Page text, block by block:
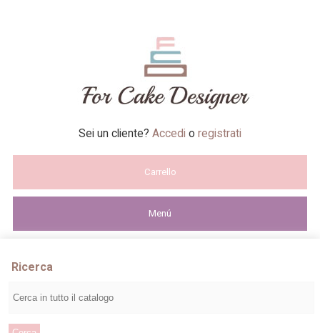
Sei un cliente? Accedi o registrati
Carrello
Menú
Ricerca